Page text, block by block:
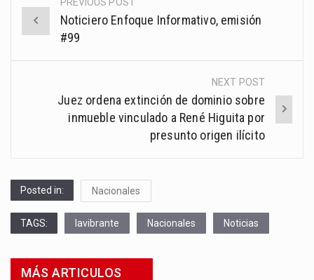
Post
navigation
PREVIOUS POST
Noticiero Enfoque Informativo, emisión
#99
NEXT POST
Juez ordena extinción de dominio sobre
inmueble vinculado a René Higuita por
presunto origen ilícito
Posted in: Nacionales
TAGS: lavibrante Nacionales Noticias
MÁS ARTICULOS